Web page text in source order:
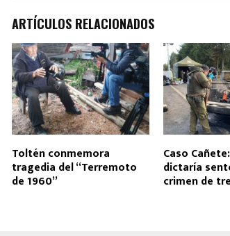
ARTÍCULOS RELACIONADOS
Toltén conmemora
tragedia del “Terremoto
de 1960”
Caso
dictaría
crimen de